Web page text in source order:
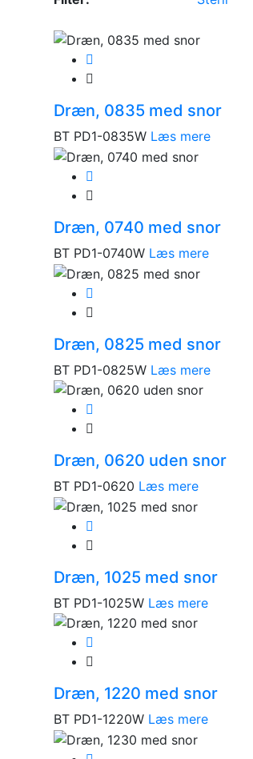
Dræn, 0835 med snor
BT PD1-0835W Læs mere
Dræn, 0740 med snor
BT PD1-0740W Læs mere
Dræn, 0825 med snor
BT PD1-0825W Læs mere
Dræn, 0620 uden snor
BT PD1-0620 Læs mere
Dræn, 1025 med snor
BT PD1-1025W Læs mere
Dræn, 1220 med snor
BT PD1-1220W Læs mere